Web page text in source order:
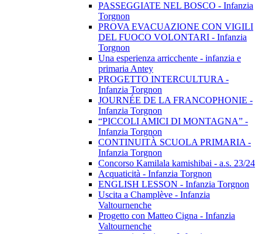
PASSEGGIATE NEL BOSCO - Infanzia
Torgnon
PROVA EVACUAZIONE CON VIGILI
DEL FUOCO VOLONTARI - Infanzia
Torgnon
Una esperienza arricchente - infanzia e
primaria Antey
PROGETTO INTERCULTURA -
Infanzia Torgnon
JOURNÉE DE LA FRANCOPHONIE -
Infanzia Torgnon
“PICCOLI AMICI DI MONTAGNA” -
Infanzia Torgnon
CONTINUITÀ SCUOLA PRIMARIA -
Infanzia Torgnon
Concorso Kamilala kamishibai - a.s. 23/24
Acquaticità - Infanzia Torgnon
ENGLISH LESSON - Infanzia Torgnon
Uscita a Champlève - Infanzia
Valtournenche
Progetto con Matteo Cigna - Infanzia
Valtournenche